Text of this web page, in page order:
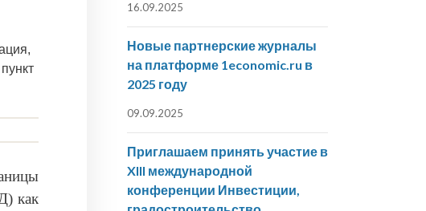
как
16.09.2025
Новые партнерские журналы
на платформе 1economic.ru в
2025 году
09.09.2025
Приглашаем принять участие в
XIII международной
конференции Инвестиции,